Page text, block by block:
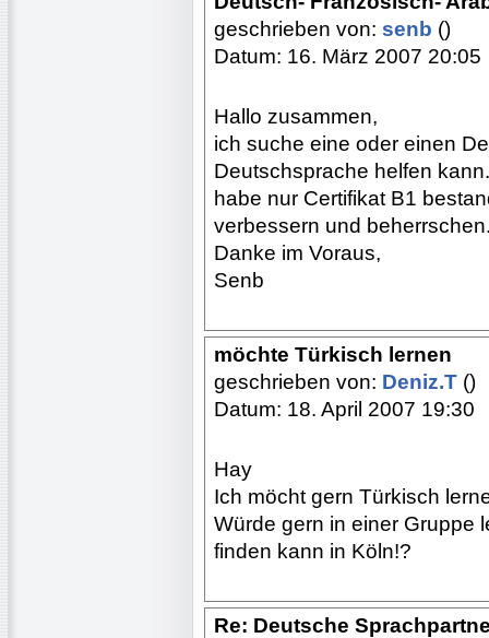
geschrieben von: senb ()
Datum: 16. März 2007 20:05
Hallo zusammen,
ich suche eine oder einen
Deutschsprache helfen
habe nur Certifikat B1
verbessern und
Danke im Voraus,
Senb
möchte Türkisch lernen
geschrieben von: Deniz.T ()
Datum: 18. April 2007 19:30
Hay
Ich möcht gern Türkisch
Würde gern in einer Gruppe
finden kann in Köln!?
Re: Deutsche